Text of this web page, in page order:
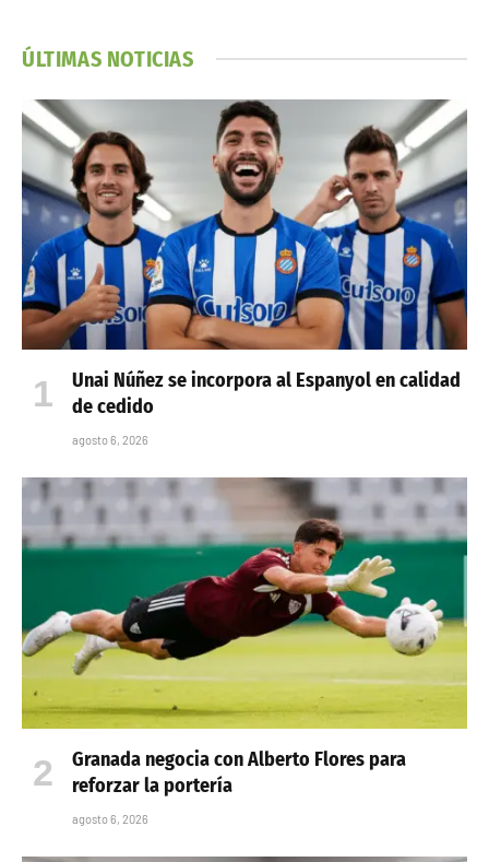
ÚLTIMAS NOTICIAS
Unai Núñez se incorpora al Espanyol en calidad
de cedido
agosto 6, 2026
Granada negocia con Alberto Flores para
reforzar la portería
agosto 6, 2026